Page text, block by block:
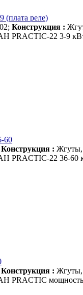
реле)
Конструкция :
PRACTIC-22 3-9
60
Конструкция : Жгуты,
PRACTIC-22 36-60
Конструкция : Жгуты,
PRACTIC